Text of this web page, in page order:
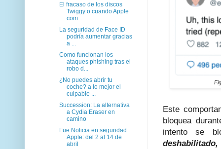
Este
bloquea
intento se
El fracaso de los discos
Twiggy o cuando Apple
com...
La seguridad de Face ID
podría aumentar gracias
a ...
Como funcionan los
ataques phishing tras el
robo d...
¿No puedes abrir tu
coche? a lo mejor el
culpable ...
Succession: La alternativa
a Cydia Eraser en
camino
Fue Noticia en seguridad
Apple: del 2 al 14 de
abril